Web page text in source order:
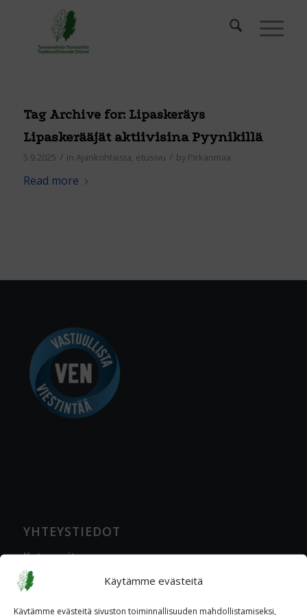
Käytämme evästeitä
Käytämme evästeitä sivuston toiminnallisuuden mahdollistamiseksi,
Tag Archive for: Lipaskeräys
Lipaskerääjät aktiivisina Pyynikillä
5.9.2025 / in Ajankohtaista, etusivu / by Pirkanmaa
Read more
YHTEYSTIEDOT
Katuosoite
Ratavartijankatu 2 A, 00520 Helsinki